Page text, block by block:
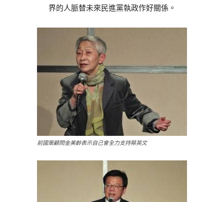
界的人脈替未來民進黨執政作好關係。
前國策顧問金美齡表示自己會全力支持蔡英文